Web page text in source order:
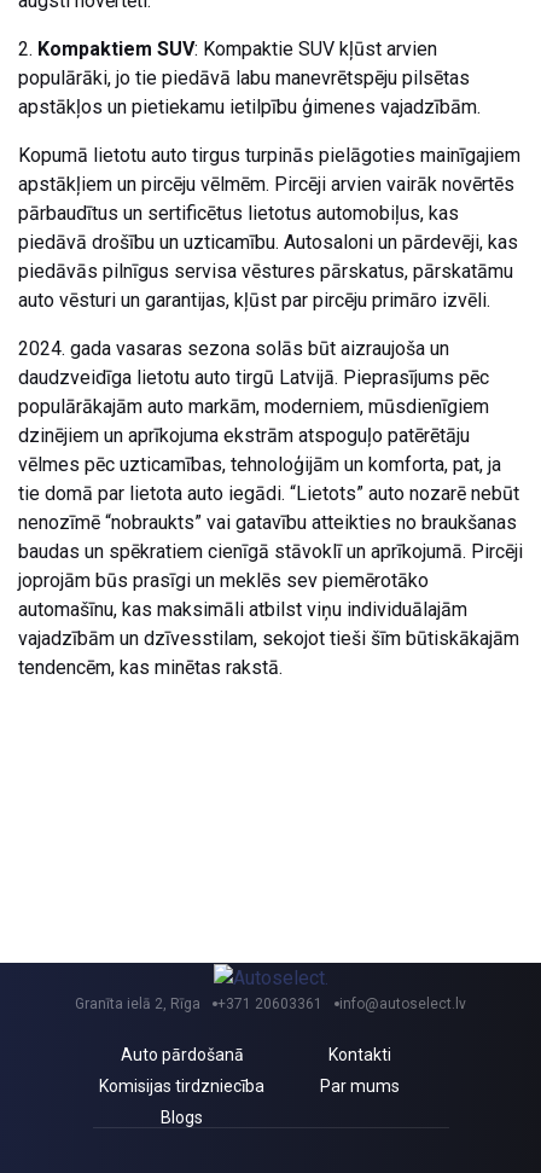
2. Kompaktiem SUV: Kompaktie SUV kļūst arvien
populārāki, jo tie piedāvā labu manevrētspēju pilsētas
apstākļos un pietiekamu ietilpību ģimenes vajadzībām.
Kopumā lietotu auto tirgus turpinās pielāgoties mainīgajiem
apstākļiem un pircēju vēlmēm. Pircēji arvien vairāk novērtēs
pārbaudītus un sertificētus lietotus automobiļus, kas
piedāvā drošību un uzticamību. Autosaloni un pārdevēji, kas
piedāvās pilnīgus servisa vēstures pārskatus, pārskatāmu
auto vēsturi un garantijas, kļūst par pircēju primāro izvēli.
2024. gada vasaras sezona solās būt aizraujoša un
daudzveidīga lietotu auto tirgū Latvijā. Pieprasījums pēc
populārākajām auto markām, moderniem, mūsdienīgiem
dzinējiem un aprīkojuma ekstrām atspoguļo patērētāju
vēlmes pēc uzticamības, tehnoloģijām un komforta, pat, ja
tie domā par lietota auto iegādi. “Lietots” auto nozarē nebūt
nenozīmē “nobraukts” vai gatavību atteikties no braukšanas
baudas un spēkratiem cienīgā stāvoklī un aprīkojumā. Pircēji
joprojām būs prasīgi un meklēs sev piemērotāko
automašīnu, kas maksimāli atbilst viņu individuālajām
vajadzībām un dzīvesstilam, sekojot tieši šīm būtiskākajām
tendencēm, kas minētas rakstā.
Granīta ielā 2, Rīga +371 20603361 info@autoselect.lv
Auto pārdošanā
Kontakti
Komisijas tirdzniecība
Par mums
Blogs